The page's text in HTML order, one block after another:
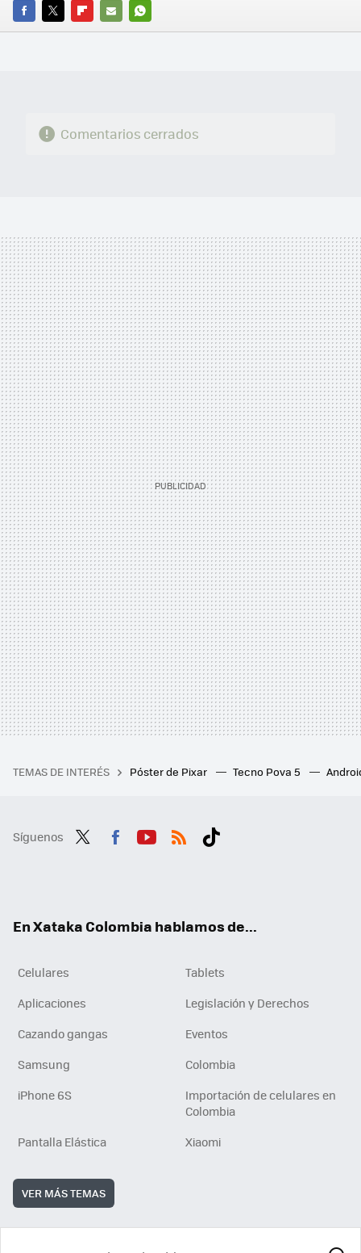
FACEBOOK
TWITTERFLIPBOARD
E-
WHATSAPP
Comentarios cerrados
TEMAS DE INTERÉS Póster de Pixar Tecno Pova 5
Síguenos
En Xataka Colombia hablamos de...
Celulares
Tablets
Aplicaciones
Legislación y Derechos
Cazando gangas
Eventos
Samsung
Colombia
iPhone 6S
Importación de celulares en
Colombia
Pantalla Elástica
Xiaomi
VER MÁS TEMAS